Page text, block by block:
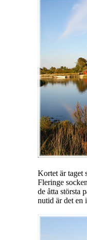
Kortet är taget
Fleringe
de åtta största
nutid är det